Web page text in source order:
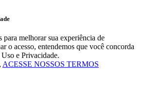
para melhorar sua experiência de
o acesso, entendemos que você concorda
e Privacidade.
ACESSE NOSSOS TERMOS